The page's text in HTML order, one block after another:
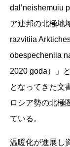
dal’neishemuiu
ア連邦の北極地
razvitiia
obespecheniia
2020 goda）」
となってきた文
ロシア勢の北極
ている。
温暖化が進展し